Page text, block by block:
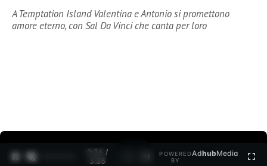
A Temptation Island Valentina e Antonio si promettono
amore eterno, con Sal Da Vinci che canta per loro
0:27 /
3:35
POWERED
BY
AdhubMedia